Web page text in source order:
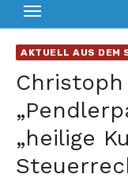
AKTUELL AUS DEM
„heilige